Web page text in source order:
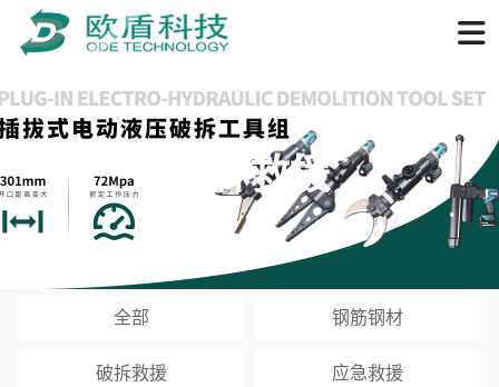
森林救援
全部 钢筋钢材
破拆救援 应急救援